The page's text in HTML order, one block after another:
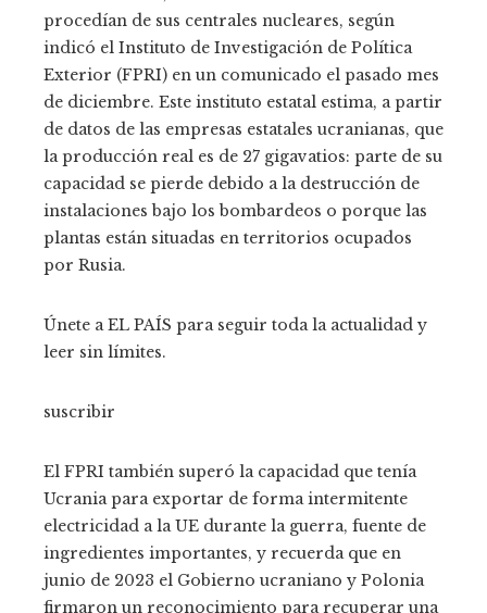
procedían de sus centrales nucleares, según
indicó el Instituto de Investigación de Política
Exterior (FPRI) en un comunicado el pasado mes
de diciembre. Este instituto estatal estima, a partir
de datos de las empresas estatales ucranianas, que
la producción real es de 27 gigavatios: parte de su
capacidad se pierde debido a la destrucción de
instalaciones bajo los bombardeos o porque las
plantas están situadas en territorios ocupados
por Rusia.
Únete a EL PAÍS para seguir toda la actualidad y
leer sin límites.
suscribir
El FPRI también superó la capacidad que tenía
Ucrania para exportar de forma intermitente
electricidad a la UE durante la guerra, fuente de
ingredientes importantes, y recuerda que en
junio de 2023 el Gobierno ucraniano y Polonia
firmaron un reconocimiento para recuperar una